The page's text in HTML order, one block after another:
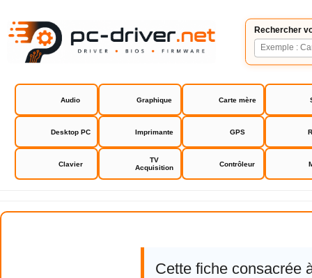
Rechercher
Audio Graphique Carte mère
Desktop PC Imprimante GPS
Clavier
TV
Acquisition
Contrôleur
Canon CanoScan LiDE 100
Cette fiche consacrée